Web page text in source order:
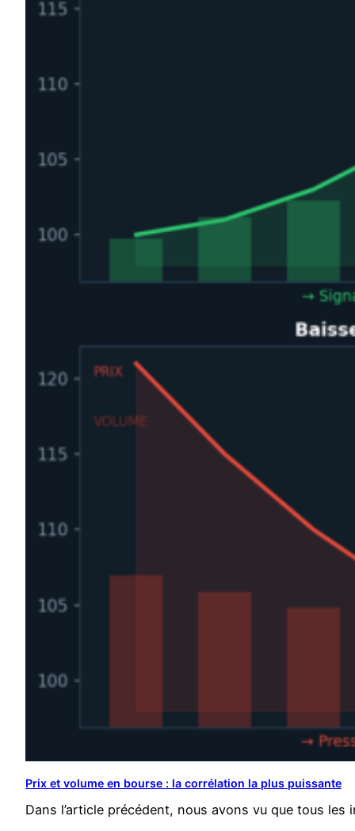
Prix et volume en bourse : la corrélation la plus puissante
Dans l’article précédent, nous avons vu que tous